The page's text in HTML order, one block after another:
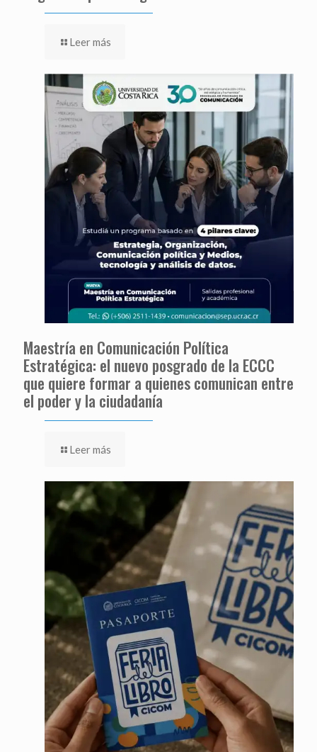
Leer más
Maestría en Comunicación Política
Estratégica: el nuevo posgrado de la ECCC
que quiere formar a quienes comunican entre
el poder y la ciudadanía
Leer más